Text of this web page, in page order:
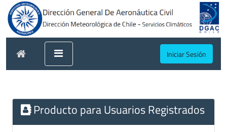
Iniciar Sesión
Producto para Usuarios Registrados